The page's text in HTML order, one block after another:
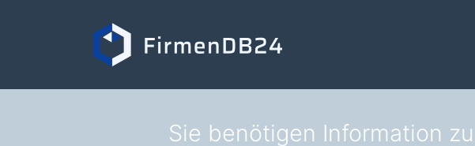
Sie benötigen Information